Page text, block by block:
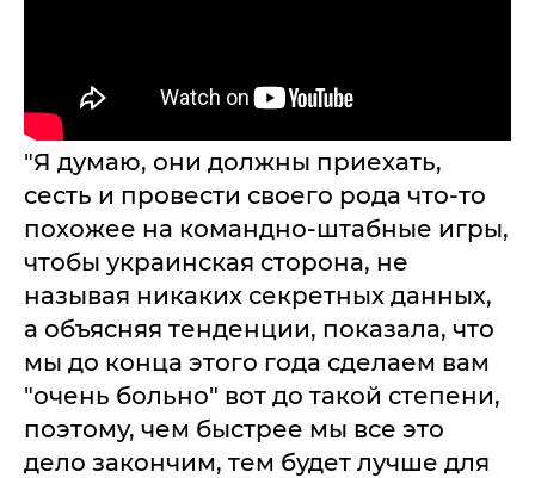
"Я думаю, они должны приехать,
сесть и провести своего рода что-то
похожее на командно-штабные игры,
чтобы украинская сторона, не
называя никаких секретных данных,
а объясняя тенденции, показала, что
мы до конца этого года сделаем вам
"очень больно" вот до такой степени,
поэтому, чем быстрее мы все это
дело закончим, тем будет лучше для